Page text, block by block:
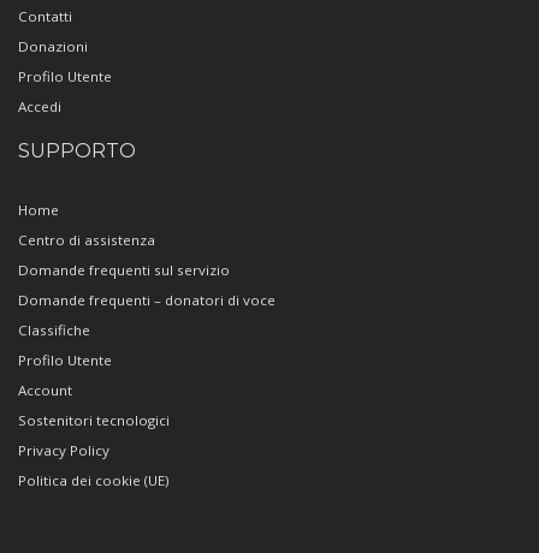
Contatti
Donazioni
Profilo Utente
Accedi
SUPPORTO
Home
Centro di assistenza
Domande frequenti sul servizio
Domande frequenti – donatori di voce
Classifiche
Profilo Utente
Account
Sostenitori tecnologici
Privacy Policy
Politica dei cookie (UE)